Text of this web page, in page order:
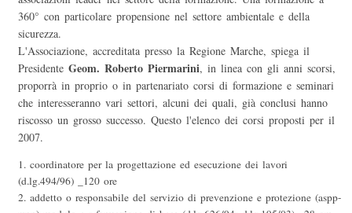
360° con particolare propensione nel settore ambientale e della
sicurezza.
L'Associazione, accreditata presso la Regione Marche, spiega il
Presidente Geom. Roberto Piermarini, in linea con gli anni scorsi,
proporrà in proprio o in partenariato corsi di formazione e seminari
che interesseranno vari settori, alcuni dei quali, già conclusi hanno
riscosso un grosso successo. Questo l'elenco dei corsi proposti per il
2007.
1. coordinatore per la progettazione ed esecuzione dei lavori
(d.lg.494/96) _120 ore
2. addetto o responsabile del servizio di prevenzione e protezione (aspp-